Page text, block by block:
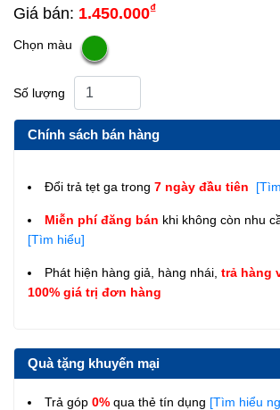
Giá bán: 1.450.000₫
Chọn màu
Số lượng
Chính sách bán hàng
Đổi trả tẹt ga trong 7 ngày đầu tiên
Miễn phí đăng bán khi không còn nhu
[Tìm hiểu]
Phát hiện hàng giả, hàng nhái, trả hàng
100% giá trị đơn hàng
Quà tặng khuyến mại
Trả góp 0% qua thẻ tín dụng [Tìm hiểu